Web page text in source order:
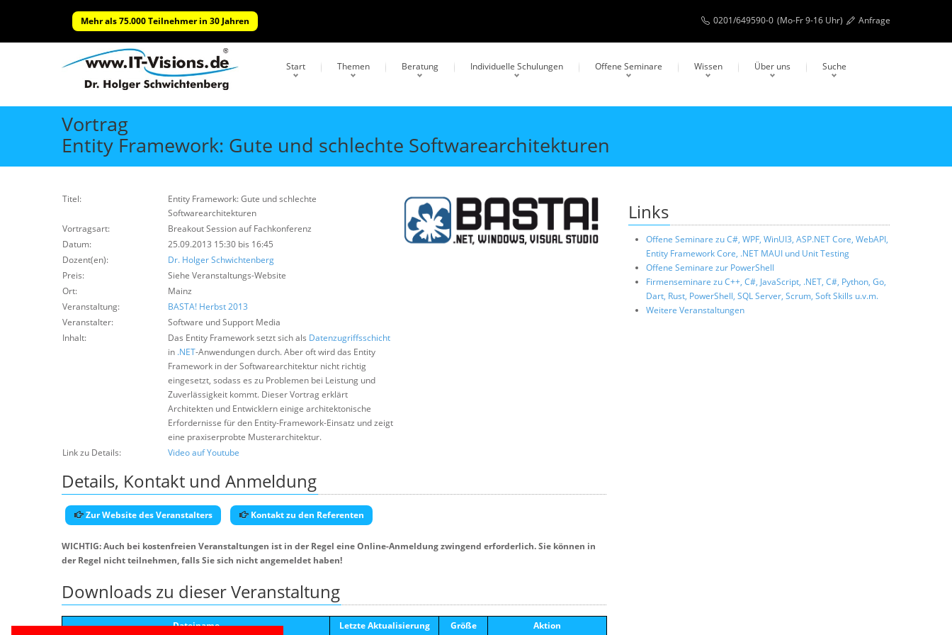
Mehr als 75.000 Teilnehmer in 30 Jahren 0201/649590-0 (Mo-Fr 9-16 Uhr) Anfrage
Start Themen Beratung Individuelle Schulungen Offene Seminare Wissen Über uns Suche
Vortrag
Entity Framework: Gute und schlechte Softwarearchitekturen
Titel:
Entity Framework: Gute und schlechte
Softwarearchitekturen
Vortragsart:
Breakout Session auf Fachkonferenz
Datum:
25.09.2013 15:30 bis 16:45
Dozent(en):
Dr. Holger Schwichtenberg
Preis:
Siehe Veranstaltungs-Website
Ort:
Mainz
Veranstaltung:
BASTA! Herbst 2013
Veranstalter:
Software und Support Media
Inhalt:
Das Entity Framework setzt sich als Datenzugriffsschicht
in .NET-Anwendungen durch. Aber oft wird das Entity
Framework in der Softwarearchitektur nicht richtig
eingesetzt, sodass es zu Problemen bei Leistung und
Zuverlässigkeit kommt. Dieser Vortrag erklärt
Architekten und Entwicklern einige architektonische
Erfordernisse für den Entity-Framework-Einsatz und zeigt
eine praxiserprobte Musterarchitektur.
Link zu Details:
Video auf Youtube
Details, Kontakt und Anmeldung
Zur Website des Veranstalters Kontakt zu den Referenten
WICHTIG: Auch bei kostenfreien Veranstaltungen ist in der Regel eine Online-Anmeldung zwingend erforderlich. Sie können in
der Regel nicht teilnehmen, falls Sie sich nicht angemeldet haben!
Downloads zu dieser Veranstaltung
Dateiname Letzte Aktualisierung Größe Aktion
Links
Offene Seminare zu C#, WPF, WinUI3, ASP.NET Core, WebAPI,
Entity Framework Core, .NET MAUI und Unit Testing
Offene Seminare zur PowerShell
Firmenseminare zu C++, C#, JavaScript, .NET, C#, Python, Go,
Dart, Rust, PowerShell, SQL Server, Scrum, Soft Skills u.v.m.
Weitere Veranstaltungen